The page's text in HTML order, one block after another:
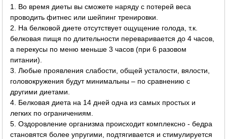
1. Во время диеты вы сможете наряду с потерей веса
проводить фитнес или шейпинг тренировки.
2. На белковой диете отсутствует ощущение голода, т.к.
белковая пищя по длительности переваривается до 4 часов,
а перекусы по меню меньше 3 часов (при 6 разовом
питании).
3. Любые проявления слабости, общей усталости, вялости,
головокружения будут минимальны – по сравнению с
другими диетами.
4. Белковая диета на 14 дней одна из самых простых и
легких по ограничениям.
5. Оздоровление организма происходит комплексно - бедра
становятся более упругими, подтягивается и стимулируется